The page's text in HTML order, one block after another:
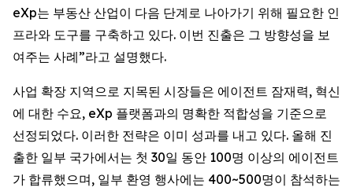
eXp는 부동산 산업이 다음 단계로 나아가기 위해 필요한 인
프라와 도구를 구축하고 있다. 이번 진출은 그 방향성을 보
여주는 사례”라고 설명했다.
사업 확장 지역으로 지목된 시장들은 에이전트 잠재력, 혁신
에 대한 수요, eXp 플랫폼과의 명확한 적합성을 기준으로
선정되었다. 이러한 전략은 이미 성과를 내고 있다. 올해 진
출한 일부 국가에서는 첫 30일 동안 100명 이상의 에이전트
가 합류했으며, 일부 환영 행사에는 400~500명이 참석하는